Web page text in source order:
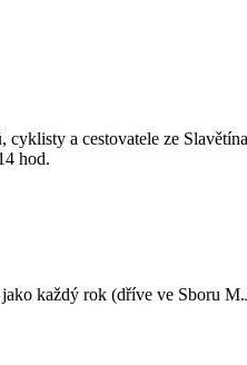
a cestovatele ze
hod.
každý rok (dříve ve Sboru